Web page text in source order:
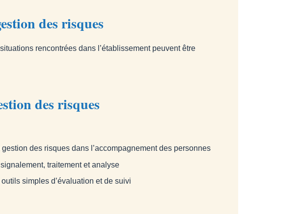
des risques
rencontrées dans l’établissement peuvent être
des risques
des risques dans l’accompagnement des personnes
traitement et analyse
simples d’évaluation et de suivi